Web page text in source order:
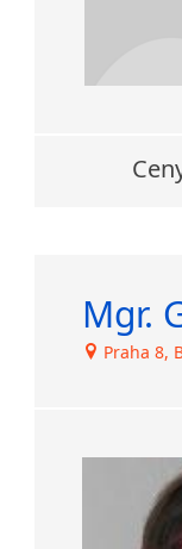
Mgr.
Praha 8,